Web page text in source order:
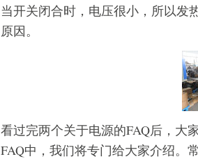
当开关闭合时，电压很小，所以发
原因。
看过完两个关于电源的FAQ后，大
FAQ中，我们将专门给大家介绍。